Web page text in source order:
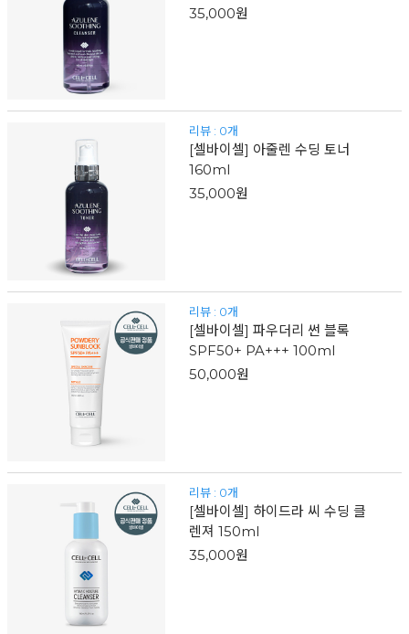
35,000원
리뷰 : 0개
[셀바이셀] 아줄렌 수딩 토너
160ml
35,000원
리뷰 : 0개
[셀바이셀] 파우더리 썬 블록
SPF50+ PA+++ 100ml
50,000원
리뷰 : 0개
[셀바이셀] 하이드라 씨 수딩 클
렌져 150ml
35,000원